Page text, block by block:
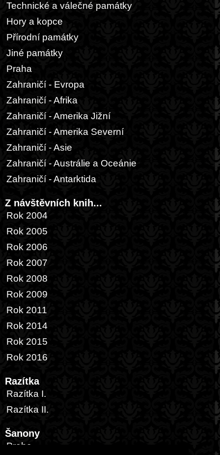
Technické a válečné památky
Hory a kopce
Přírodní památky
Jiné památky
Praha
Zahraničí - Evropa
Zahraničí - Afrika
Zahraničí - Amerika Jižní
Zahraničí - Amerika Severní
Zahraničí - Asie
Zahraničí - Austrálie a Oceánie
Zahraničí - Antarktida
Z návštěvních knih...
Rok 2004
Rok 2005
Rok 2006
Rok 2007
Rok 2008
Rok 2009
Rok 2011
Rok 2014
Rok 2015
Rok 2016
Razítka
Razítka I.
Razítka II.
Šanony
Praha